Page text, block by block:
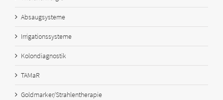
Absaugsysteme
Irrigationssysteme
Kolondiagnostik
TAMaR
Goldmarker/Strahlentherapie